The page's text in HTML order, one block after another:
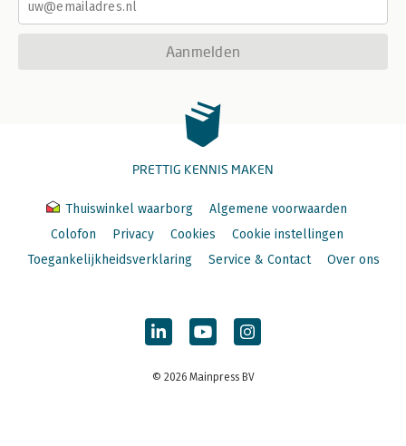
Aanmelden
PRETTIG KENNIS MAKEN
Thuiswinkel waarborg
Algemene voorwaarden
Colofon
Privacy Cookies
Cookie instellingen
Toegankelijkheidsverklaring
Service & Contact Over ons
© 2026 Mainpress BV